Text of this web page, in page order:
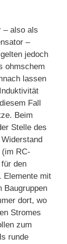
– also als
–
jedoch
ohmschem
lassen
Fall
Beim
Stelle des
RC-
den
Elemente mit
Baugruppen
dort, wo
Stromes
zum
runde